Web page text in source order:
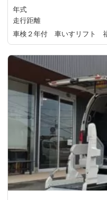
年式
走行距離
車検２年付 車いすリフト 福